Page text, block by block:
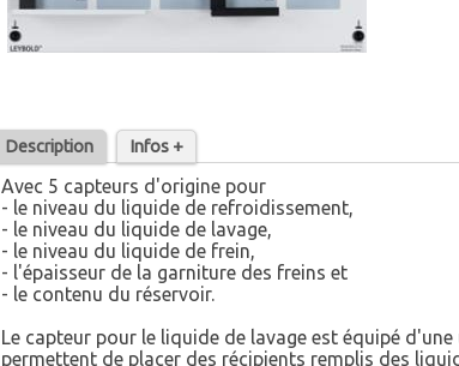
Description Infos +
Avec 5 capteurs d'origine pour
- le niveau du liquide de refroidissement,
- le niveau du liquide de lavage,
- le niveau du liquide de frein,
- l'épaisseur de la garniture des freins et
- le contenu du réservoir.
Le capteur pour le liquide de lavage est équipé
permettent de placer des récipients remplis des